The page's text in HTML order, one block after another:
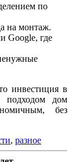
по
на монтаж.
Google, где
инвестиция в
подходом дом
без
, разное